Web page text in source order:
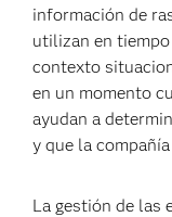
información de
utilizan en
contexto
en un momento
ayudan a
y que la
La gestión de las